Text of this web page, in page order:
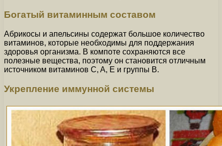
Богатый витаминным составом
Абрикосы и апельсины содержат большое количество
витаминов, которые необходимы для поддержания
здоровья организма. В компоте сохраняются все
полезные вещества, поэтому он становится отличным
источником витаминов C, A, Е и группы В.
Укрепление иммунной системы